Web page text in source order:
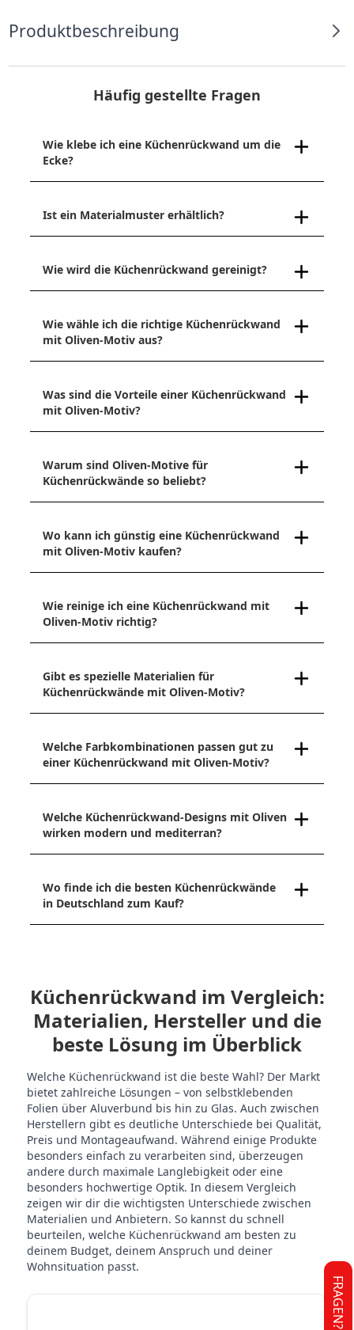
Produktbeschreibung
Häufig gestellte Fragen
Wie klebe ich eine Küchenrückwand um die
Ecke?
Ist ein Materialmuster erhältlich?
Wie wird die Küchenrückwand gereinigt?
Wie wähle ich die richtige Küchenrückwand
mit Oliven-Motiv aus?
Was sind die Vorteile einer Küchenrückwand
mit Oliven-Motiv?
Warum sind Oliven-Motive für
Küchenrückwände so beliebt?
Wo kann ich günstig eine Küchenrückwand
mit Oliven-Motiv kaufen?
Wie reinige ich eine Küchenrückwand mit
Oliven-Motiv richtig?
Gibt es spezielle Materialien für
Küchenrückwände mit Oliven-Motiv?
Welche Farbkombinationen passen gut zu
einer Küchenrückwand mit Oliven-Motiv?
Welche Küchenrückwand-Designs mit Oliven
wirken modern und mediterran?
Wo finde ich die besten Küchenrückwände
in Deutschland zum Kauf?
Küchenrückwand im Vergleich:
Materialien, Hersteller und die
beste Lösung im Überblick
Welche Küchenrückwand ist die beste Wahl? Der Markt
bietet zahlreiche Lösungen – von selbstklebenden
Folien über Aluverbund bis hin zu Glas. Auch zwischen
Herstellern gibt es deutliche Unterschiede bei Qualität,
Preis und Montageaufwand. Während einige Produkte
besonders einfach zu verarbeiten sind, überzeugen
andere durch maximale Langlebigkeit oder eine
besonders hochwertige Optik. In diesem Vergleich
zeigen wir dir die wichtigsten Unterschiede zwischen
Materialien und Anbietern. So kannst du schnell
beurteilen, welche Küchenrückwand am besten zu
deinem Budget, deinem Anspruch und deiner
Wohnsituation passt.
FRAGEN?